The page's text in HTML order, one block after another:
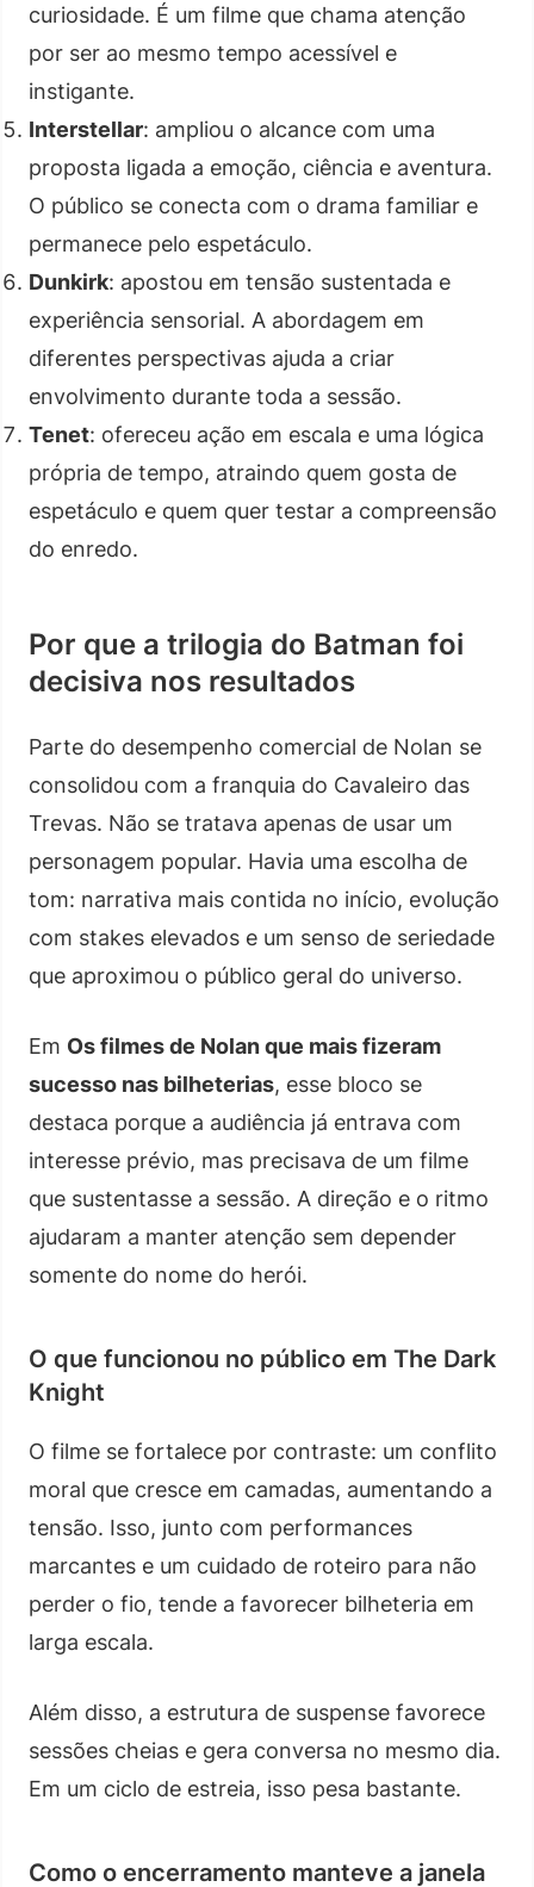
curiosidade. É um filme que chama atenção
por ser ao mesmo tempo acessível e
instigante.
Interstellar: ampliou o alcance com uma
proposta ligada a emoção, ciência e aventura.
O público se conecta com o drama familiar e
permanece pelo espetáculo.
Dunkirk: apostou em tensão sustentada e
experiência sensorial. A abordagem em
diferentes perspectivas ajuda a criar
envolvimento durante toda a sessão.
Tenet: ofereceu ação em escala e uma lógica
própria de tempo, atraindo quem gosta de
espetáculo e quem quer testar a compreensão
do enredo.
Por que a trilogia do Batman foi
decisiva nos resultados
Parte do desempenho comercial de Nolan se
consolidou com a franquia do Cavaleiro das
Trevas. Não se tratava apenas de usar um
personagem popular. Havia uma escolha de
tom: narrativa mais contida no início, evolução
com stakes elevados e um senso de seriedade
que aproximou o público geral do universo.
Em Os filmes de Nolan que mais fizeram
sucesso nas bilheterias, esse bloco se
destaca porque a audiência já entrava com
interesse prévio, mas precisava de um filme
que sustentasse a sessão. A direção e o ritmo
ajudaram a manter atenção sem depender
somente do nome do herói.
O que funcionou no público em The Dark
Knight
O filme se fortalece por contraste: um conflito
moral que cresce em camadas, aumentando a
tensão. Isso, junto com performances
marcantes e um cuidado de roteiro para não
perder o fio, tende a favorecer bilheteria em
larga escala.
Além disso, a estrutura de suspense favorece
sessões cheias e gera conversa no mesmo dia.
Em um ciclo de estreia, isso pesa bastante.
Como o encerramento manteve a janela